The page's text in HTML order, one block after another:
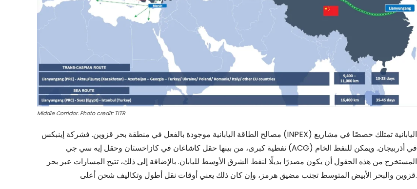
Middle Corridor. Photo credit: TITR
مصالح الطاقة اليابانية موجودة بالفعل في منطقة بحر قزوين. فشركة إينبكس (INPEX) اليابانية تمتلك حصصًا في مشاريع
نفطية كبرى، من بينها حقل كاشاغان في كازاخستان وحقل إيه سي جي (ACG) في أذربيجان. ويمكن للنفط الخام
المستخرج من هذه الحقول أن يكون مصدرًا بديلًا لنفط الشرق الأوسط لليابان. بالإضافة إلى ذلك، تتيح المسارات عبر بحر
قزوين والبحر الأبيض المتوسط تجنب مضيق هرمز، وإن كان ذلك يعني أوقات نقل أطول وتكاليف شحن أعلى.